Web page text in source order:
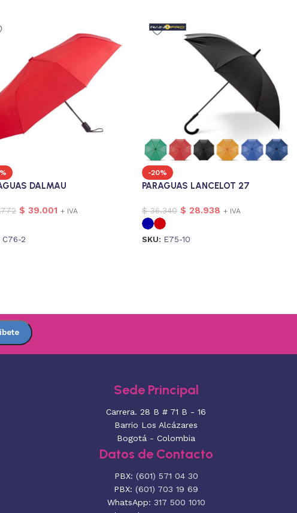
DALMAU
$ 39.001 + IVA
C76-2
-20%
PARAGUAS LANCELOT 27
$36.340 $ 28.938 + IVA
SKU: E75-10
Sede Principal
Carrera. 28 B # 71 B - 16
Barrio Los Alcázares
Bogotá - Colombia
Datos de Contacto
PBX: (601) 571 04 30
PBX: (601) 703 19 69
WhatsApp: 317 500 1010